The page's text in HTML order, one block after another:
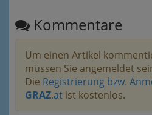
Kommentare
Um einen Artikel
müssen Sie angemeldet
Die Registrierung bzw.
GRAZ.at ist kostenlos.